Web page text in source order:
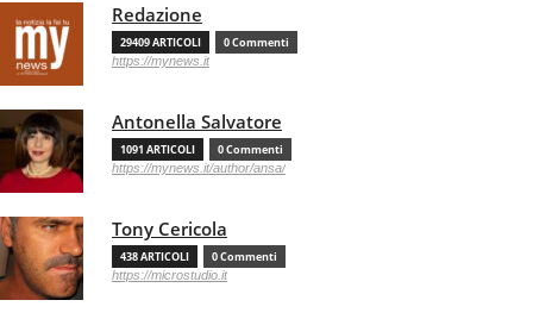
Redazione
29409 ARTICOLI 0 Commenti
https://mynews.it
Antonella Salvatore
1091 ARTICOLI 0 Commenti
https://mynews.it/author/ansa/
Tony Cericola
438 ARTICOLI 0 Commenti
https://microstudio.it